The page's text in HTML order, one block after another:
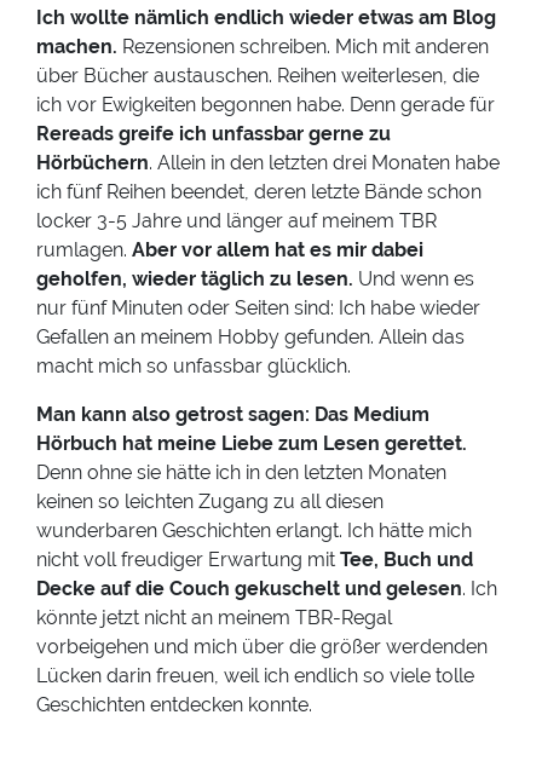
Ich wollte nämlich endlich wieder etwas am Blog
machen. Rezensionen schreiben. Mich mit anderen
über Bücher austauschen. Reihen weiterlesen, die
ich vor Ewigkeiten begonnen habe. Denn gerade für
Rereads greife ich unfassbar gerne zu
Hörbüchern. Allein in den letzten drei Monaten habe
ich fünf Reihen beendet, deren letzte Bände schon
locker 3-5 Jahre und länger auf meinem TBR
rumlagen. Aber vor allem hat es mir dabei
geholfen, wieder täglich zu lesen. Und wenn es
nur fünf Minuten oder Seiten sind: Ich habe wieder
Gefallen an meinem Hobby gefunden. Allein das
macht mich so unfassbar glücklich.
Man kann also getrost sagen: Das Medium
Hörbuch hat meine Liebe zum Lesen gerettet.
Denn ohne sie hätte ich in den letzten Monaten
keinen so leichten Zugang zu all diesen
wunderbaren Geschichten erlangt. Ich hätte mich
nicht voll freudiger Erwartung mit Tee, Buch und
Decke auf die Couch gekuschelt und gelesen. Ich
könnte jetzt nicht an meinem TBR-Regal
vorbeigehen und mich über die größer werdenden
Lücken darin freuen, weil ich endlich so viele tolle
Geschichten entdecken konnte.